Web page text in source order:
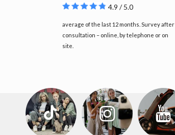
4.9 / 5.0
average of the last 12 months. Survey after
consultation – online, by telephone or on
site.